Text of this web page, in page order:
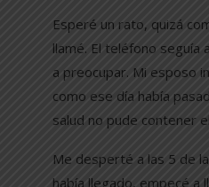
Esperé un rato, quizá
llamé. El teléfono seguía
a preocupar. Mi esposo
como ese día había
salud no pude contener
Me desperté a las 5 de
había llegado, empecé a